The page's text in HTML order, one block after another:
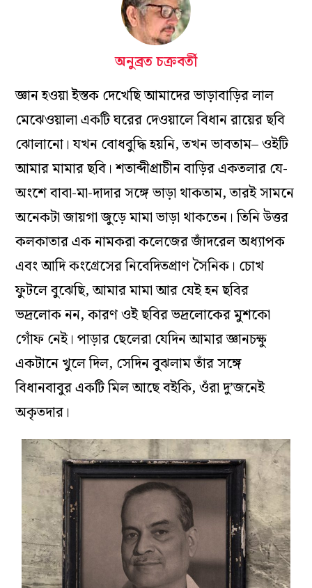
অনুব্রত চক্রবর্তী
জ্ঞান হওয়া ইস্তক দেখেছি আমাদের ভাড়াবাড়ির লাল
মেঝেওয়ালা একটি ঘরের দেওয়ালে বিধান রায়ের ছবি
ঝোলানো। যখন বোধবুদ্ধি হয়নি, তখন ভাবতাম– ওইটি
আমার মামার ছবি। শতাব্দীপ্রাচীন বাড়ির একতলার যে-
অংশে বাবা-মা-দাদার সঙ্গে ভাড়া থাকতাম, তারই সামনে
অনেকটা জায়গা জুড়ে মামা ভাড়া থাকতেন। তিনি উত্তর
কলকাতার এক নামকরা কলেজের জাঁদরেল অধ্যাপক
এবং আদি কংগ্রেসের নিবেদিতপ্রাণ সৈনিক। চোখ
ফুটলে বুঝেছি, আমার মামা আর যেই হন ছবির
ভদ্রলোক নন, কারণ ওই ছবির ভদ্রলোকের মুশকো
গোঁফ নেই। পাড়ার ছেলেরা যেদিন আমার জ্ঞানচক্ষু
একটানে খুলে দিল, সেদিন বুঝলাম তাঁর সঙ্গে
বিধানবাবুর একটি মিল আছে বইকি, ওঁরা দু’জনেই
অকৃতদার।